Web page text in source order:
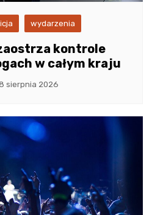
wydarzenia
kontrole
w całym kraju
sierpnia 2026